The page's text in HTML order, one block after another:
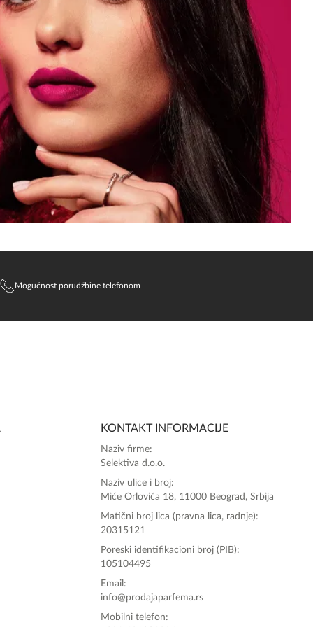
Mogućnost porudžbine telefonom
KONTAKT INFORMACIJE
Naziv firme:
Selektiva d.o.o.
Naziv ulice i broj:
Miće Orlovića 18, 11000 Beograd, Srbija
Matični broj lica (pravna lica, radnje):
20315121
Poreski identifikacioni broj (PIB):
105104495
Email:
info@prodajaparfema.rs
Mobilni telefon:
Zdravo, tu sam da Vam pomognem da
poručite svoj omiljeni parfem danas ali i za